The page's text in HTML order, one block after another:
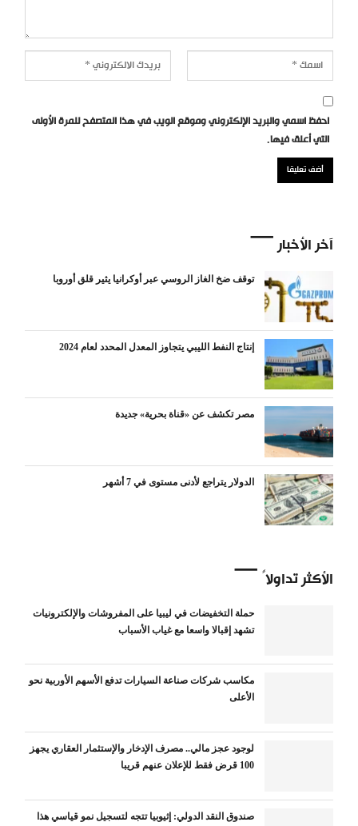
احفظ اسمي والبريد الإلكتروني وموقع الويب في هذا المتصفح للمرة الأولى
التي أعلق فيها.
آخر الأخبار
توقف ضخ الغاز الروسي عبر أوكرانيا يثير قلق أوروبا
إنتاج النفط الليبي يتجاوز المعدل المحدد لعام 2024
مصر تكشف عن «قناة بحرية» جديدة
الدولار يتراجع لأدنى مستوى في 7 أشهر
الأكثر تداولاً
حملة التخفيضات في ليبيا على المفروشات والإلكترونيات
تشهد إقبالا واسعا مع غياب الأسباب
مكاسب شركات صناعة السيارات تدفع الأسهم الأوربية نحو
الأعلى
لوجود عجز مالي.. مصرف الإدخار والإستثمار العقاري يجهز
100 قرض فقط للإعلان عنهم قريبا
صندوق النقد الدولي: إثيوبيا تتجه لتسجيل نمو قياسي هذا